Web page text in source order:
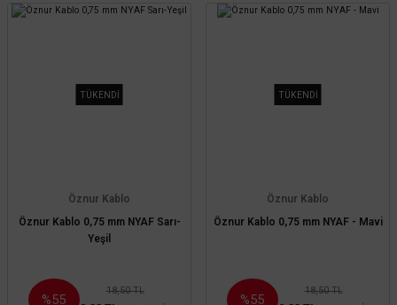
TÜKENDİ
Öznur Kablo
Öznur Kablo 0,75 mm NYAF Sarı-
Yeşil
%55
18,50 TL
TÜKENDİ
Öznur Kablo
Öznur Kablo 0,75 mm NYAF - Mavi
%55
18,50 TL